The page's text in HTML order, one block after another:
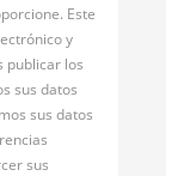
Este
y
publicar los
sus datos
sus datos
sus